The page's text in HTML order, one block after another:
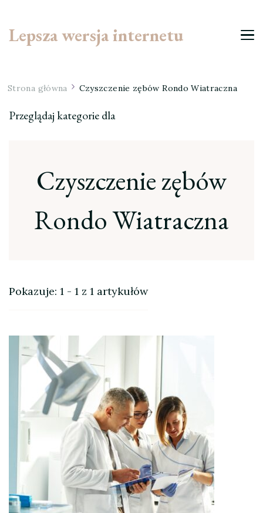
Lepsza wersja internetu
Strona główna Czyszczenie zębów Rondo Wiatraczna
Przeglądaj kategorie dla
Czyszczenie zębów
Rondo Wiatraczna
Pokazuje: 1 - 1 z 1 artykułów